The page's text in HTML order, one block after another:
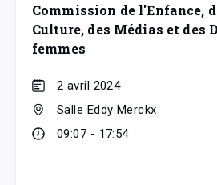
Commission de l'Enfance,
Culture, des Médias et des
femmes
2 avril 2024
Salle Eddy Merckx
09:07 - 17:54